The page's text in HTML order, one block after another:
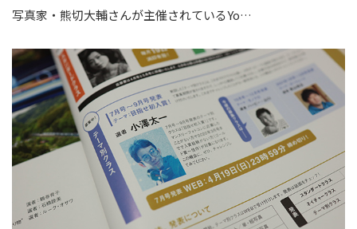
写真家・熊切大輔さんが主催されているYo…